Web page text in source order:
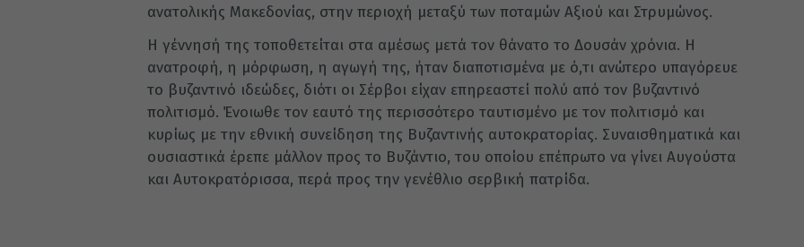
ανατολικής Μακεδονίας, στην περιοχή μεταξύ των ποταμών Αξιού και Στρυμώνος.
Η γέννησή της τοποθετείται στα αμέσως μετά τον θάνατο το Δουσάν χρόνια. Η
ανατροφή, η μόρφωση, η αγωγή της, ήταν διαποτισμένα με ό,τι ανώτερο υπαγόρευε
το βυζαντινό ιδεώδες, διότι οι Σέρβοι είχαν επηρεαστεί πολύ από τον βυζαντινό
πολιτισμό. Ένοιωθε τον εαυτό της περισσότερο ταυτισμένο με τον πολιτισμό και
κυρίως με την εθνική συνείδηση της Βυζαντινής αυτοκρατορίας. Συναισθηματικά και
ουσιαστικά έρεπε μάλλον προς το Βυζάντιο, του οποίου επέπρωτο να γίνει Αυγούστα
και Αυτοκρατόρισσα, περά προς την γενέθλιο σερβική πατρίδα.